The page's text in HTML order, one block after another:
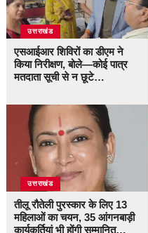
उत्तराखंड
एसआईआर शिविरों का डीएम ने
किया निरीक्षण, बोले—कोई पात्र
मतदाता सूची से न छूटे…
उत्तराखंड
तीलू रौतेली पुरस्कार के लिए 13
महिलाओं का चयन, 35 आंगनबाड़ी
कार्यकर्तियां भी होंगी सम्मानित…